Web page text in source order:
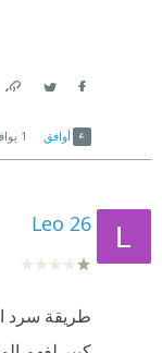
أوافق 1
Leo 26
طريقة سرد